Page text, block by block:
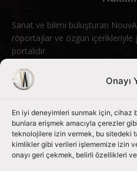
Onayı
En iyi deneyimleri sunmak için, cihaz
bunlara erişmek amacıyla çerezler
teknolojilere izin vermek, bu sitedeki
kimlikler gibi verileri işlememize izin
onayı geri çekmek, belirli özellikleri
Sanat ve bilimi buluşturan
röportajlar ve özgün içerikleriyle
portalıdır.
Bizimle iletişime geçin:
Bizi